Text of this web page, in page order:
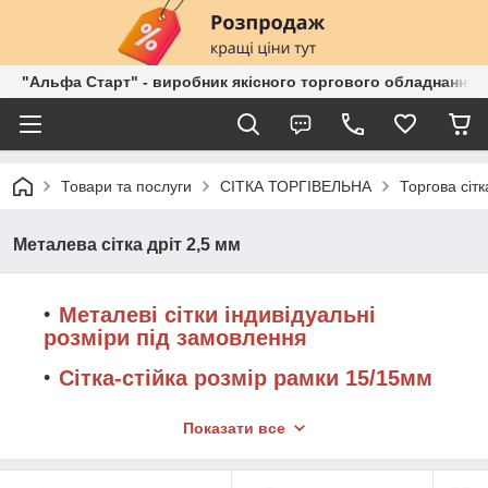
"Альфа Старт" - виробник якісного торгового обладнання
Товари та послуги СІТКА ТОРГІВЕЛЬНА Торгова
Металева сітка дріт 2,5 мм
Металеві сітки індивідуальні
розміри під замовлення
Сітка-стійка розмір рамки 15/15мм
Сітка-стійка в рамці 17/17мм
Показати все